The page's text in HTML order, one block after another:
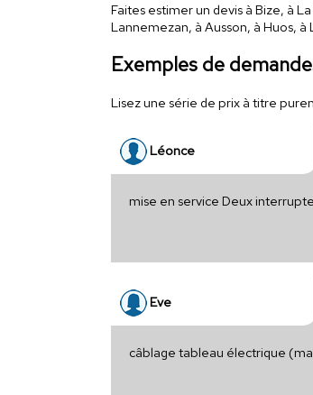
Faites estimer un devis à Bize, à
Lannemezan, à Ausson, à Huos,
Exemples de
Lisez une série de prix à titre
Léonce
mise en service Deux
Eve
câblage tableau électrique